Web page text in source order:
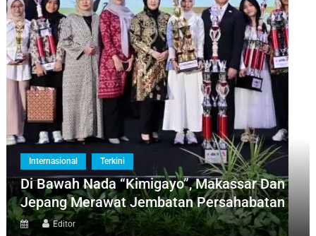
Internasional Terkini
Di Bawah Nada “Kimigayo”, Makassar Dan
Jepang Merawat Jembatan Persahabatan
Editor